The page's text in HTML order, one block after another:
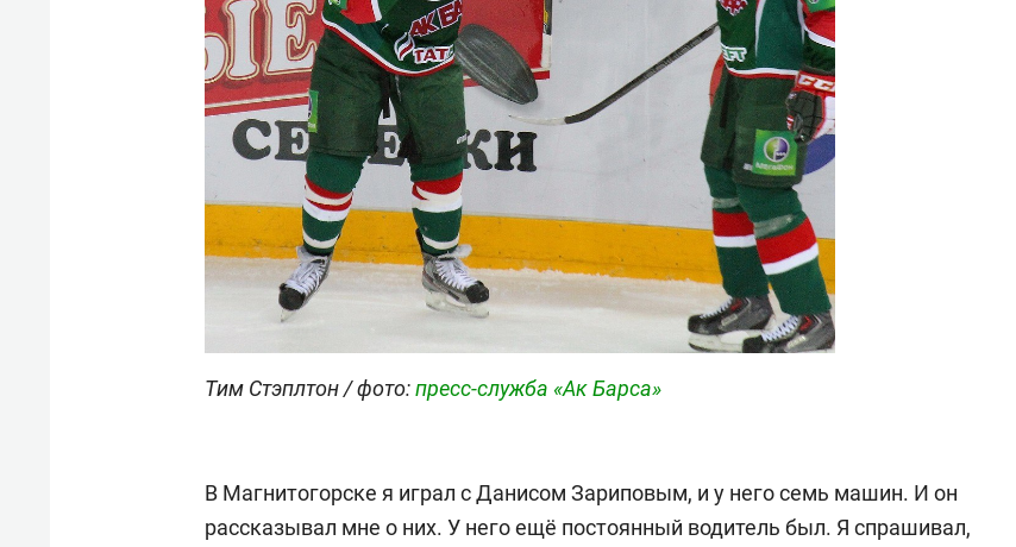
Тим Стэплтон / фото:пресс-служба «Ак Барса»
В Магнитогорске я играл с Данисом Зариповым, и у него семь машин. И он
рассказывал мне о них. У него ещё постоянный водитель был. Я спрашивал,